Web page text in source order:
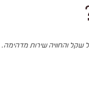
שקל והחוויה שירות מדהימה.